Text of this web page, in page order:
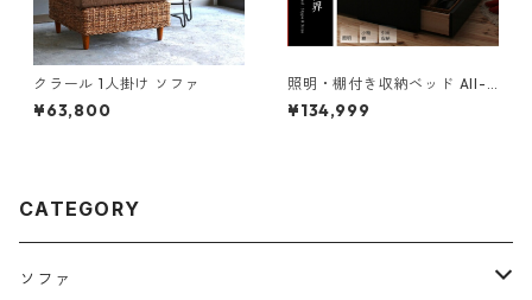
クラール 1人掛け ソファ
¥63,800
照明・棚付き収納ベッド All-o
ne オールワン ラテックス入り
国産ポケットコイルマットレ
¥134,999
CATEGORY
ソファ